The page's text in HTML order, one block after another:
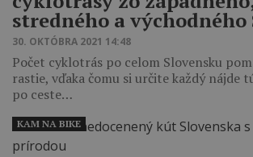
stredného a východného
30. OKTÓBRA 2021 14:48
Počet cyklotrás po celom Slovensku
rastie, vďaka čomu si určite každý nájde
po ceste…
KAM NA BIKE